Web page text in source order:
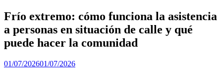
Frío extremo: cómo funciona la asistencia
a personas en situación de calle y qué
puede hacer la comunidad
01/07/202601/07/2026